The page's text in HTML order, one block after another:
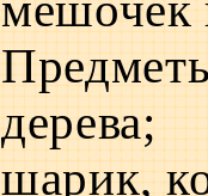
шарик,